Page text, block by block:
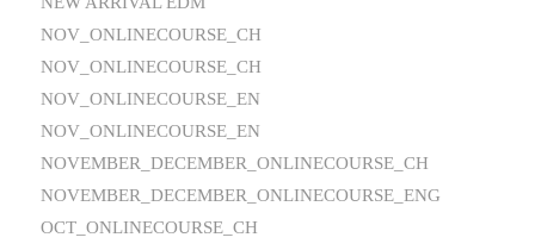
NOV_ONLINECOURSE_CH
NOV_ONLINECOURSE_CH
NOV_ONLINECOURSE_EN
NOV_ONLINECOURSE_EN
NOVEMBER_DECEMBER_ONLINECOURSE_CH
NOVEMBER_DECEMBER_ONLINECOURSE_ENG
OCT_ONLINECOURSE_CH